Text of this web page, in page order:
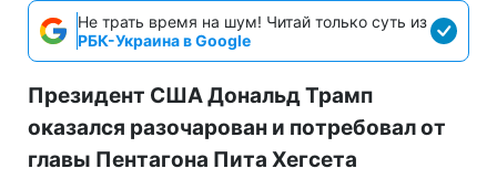
Не трать время на шум! Читай только суть из
РБК-Украина в Google
Президент США Дональд Трамп
оказался разочарован и потребовал от
главы Пентагона Пита Хегсета